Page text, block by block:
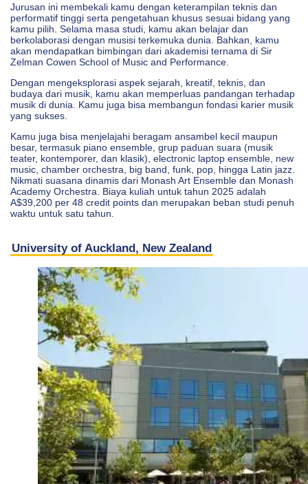
Jurusan ini membekali kamu dengan keterampilan teknis dan
performatif tinggi serta pengetahuan khusus sesuai bidang yang
kamu pilih. Selama masa studi, kamu akan belajar dan
berkolaborasi dengan musisi terkemuka dunia. Bahkan, kamu
akan mendapatkan bimbingan dari akademisi ternama di Sir
Zelman Cowen School of Music and Performance.
Dengan mengeksplorasi aspek sejarah, kreatif, teknis, dan
budaya dari musik, kamu akan memperluas pandangan terhadap
musik di dunia. Kamu juga bisa membangun fondasi karier musik
yang sukses.
Kamu juga bisa menjelajahi beragam ansambel kecil maupun
besar, termasuk piano ensemble, grup paduan suara (musik
teater, kontemporer, dan klasik), electronic laptop ensemble, new
music, chamber orchestra, big band, funk, pop, hingga Latin jazz.
Nikmati suasana dinamis dari Monash Art Ensemble dan Monash
Academy Orchestra. Biaya kuliah untuk tahun 2025 adalah
A$39,200 per 48 credit points dan merupakan beban studi penuh
waktu untuk satu tahun.
University of Auckland, New Zealand